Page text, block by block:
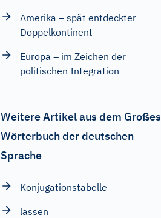
Amerika – spät entdeckter
Doppelkontinent
Europa – im Zeichen der
politischen Integration
Weitere Artikel aus dem Großes
Wörterbuch der deutschen
Sprache
Konjugationstabelle
lassen